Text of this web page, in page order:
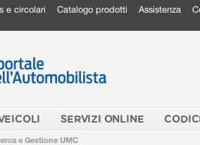
e circolari Catalogo prodotti Assistenza
SERVIZI ONLINE
e Gestione UMC